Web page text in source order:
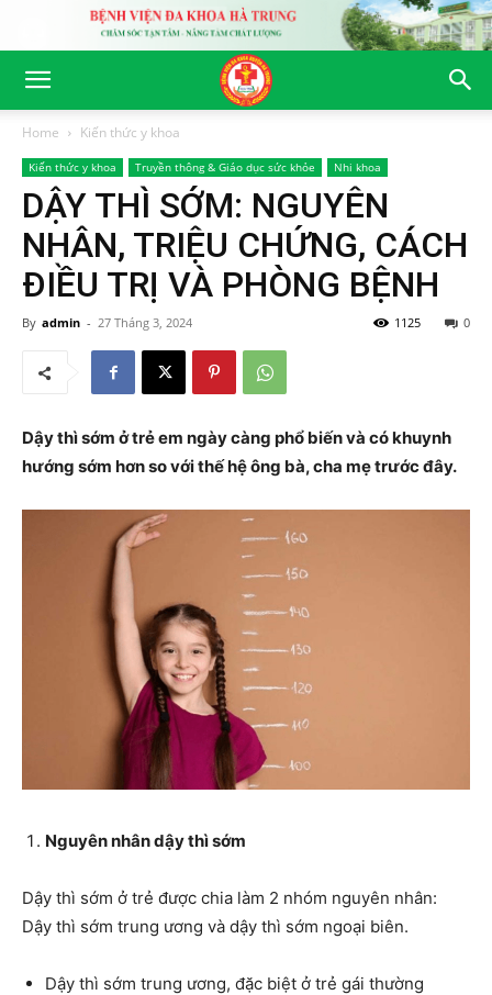
Home Kiến thức y khoa
Kiến thức y khoa Truyền thông & Giáo dục sức khỏe Nhi khoa
DẬY THÌ SỚM: NGUYÊN
NHÂN, TRIỆU CHỨNG, CÁCH
ĐIỀU TRỊ VÀ PHÒNG BỆNH
By admin - 27 Tháng 3, 2024 0
1125
Dậy thì sớm ở trẻ em ngày càng phổ biến và có khuynh
hướng sớm hơn so với thế hệ ông bà, cha mẹ trước đây.
Nguyên nhân dậy thì sớm
Dậy thì sớm ở trẻ được chia làm 2 nhóm nguyên nhân:
Dậy thì sớm trung ương và dậy thì sớm ngoại biên.
Dậy thì sớm trung ương, đặc biệt ở trẻ gái thường